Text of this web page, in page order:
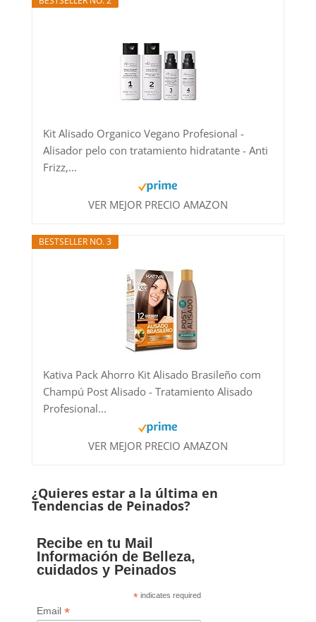
Kit Alisado Organico Vegano Profesional -
Alisador pelo con tratamiento hidratante - Anti
Frizz,...
VER MEJOR PRECIO AMAZON
BESTSELLER NO. 3
Kativa Pack Ahorro Kit Alisado Brasileño com
Champú Post Alisado - Tratamiento Alisado
Profesional...
VER MEJOR PRECIO AMAZON
¿Quieres estar a la última en
Tendencias de Peinados?
Recibe en tu Mail
Información de Belleza,
cuidados y Peinados
* indicates required
Email*